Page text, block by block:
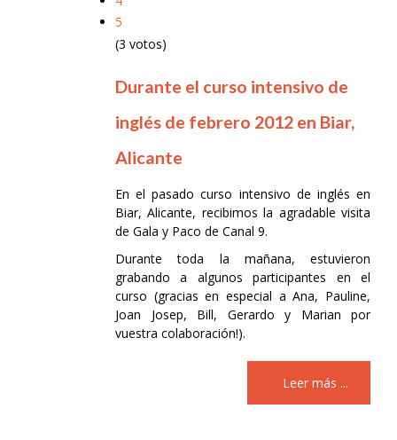
5
(3 votos)
Durante el curso intensivo de
inglés de febrero 2012 en Biar,
Alicante
En el pasado curso intensivo de inglés en
Biar, Alicante, recibimos la agradable visita
de Gala y Paco de Canal 9.
Durante toda la mañana, estuvieron
grabando a algunos participantes en el
curso (gracias en especial a Ana, Pauline,
Joan Josep, Bill, Gerardo y Marian por
vuestra colaboración!).
Leer más ...